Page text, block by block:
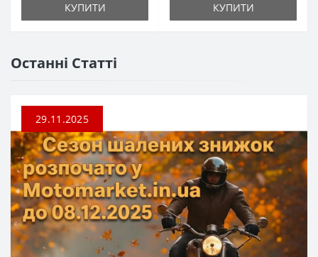
КУПИТИ КУПИТИ
Останні Статті
29.11.2025